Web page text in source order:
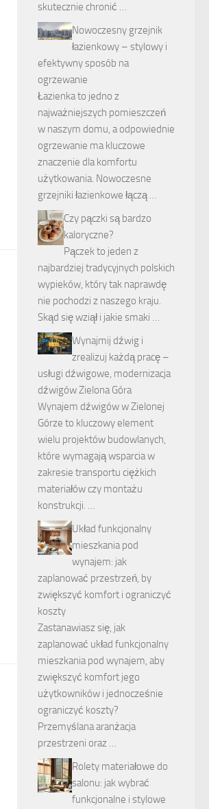
skutecznie chronić …
Nowoczesny grzejnik
łazienkowy – stylowy i
efektywny sposób na
ogrzewanie
Łazienka to jedno z
najważniejszych pomieszczeń
w naszym domu, a odpowiednie
ogrzewanie ma kluczowe
znaczenie dla komfortu
użytkowania. Nowoczesne
grzejniki łazienkowe łączą …
Czy pączki są bardzo
kaloryczne?
Pączek to jeden z
najbardziej tradycyjnych polskich
wypieków, który tak naprawdę
nie pochodzi z naszego kraju.
Skąd się wziął i jakie smaki …
Wynajmij dźwig i
zrealizuj każdą pracę –
usługi dźwigowe, modernizacja
dźwigów Zielona Góra
Wynajem dźwigów w Zielonej
Górze to kluczowy element
wielu projektów budowlanych,
które wymagają wsparcia w
zakresie transportu ciężkich
materiałów czy montażu
konstrukcji. …
Układ funkcjonalny
mieszkania pod
wynajem: jak
zaplanować przestrzeń, by
zwiększyć komfort i ograniczyć
koszty
Zastanawiasz się, jak
zaplanować układ funkcjonalny
mieszkania pod wynajem, aby
zwiększyć komfort jego
użytkowników i jednocześnie
ograniczyć koszty?
Przemyślana aranżacja
przestrzeni oraz …
Rolety materiałowe do
salonu: jak wybrać
funkcjonalne i stylowe